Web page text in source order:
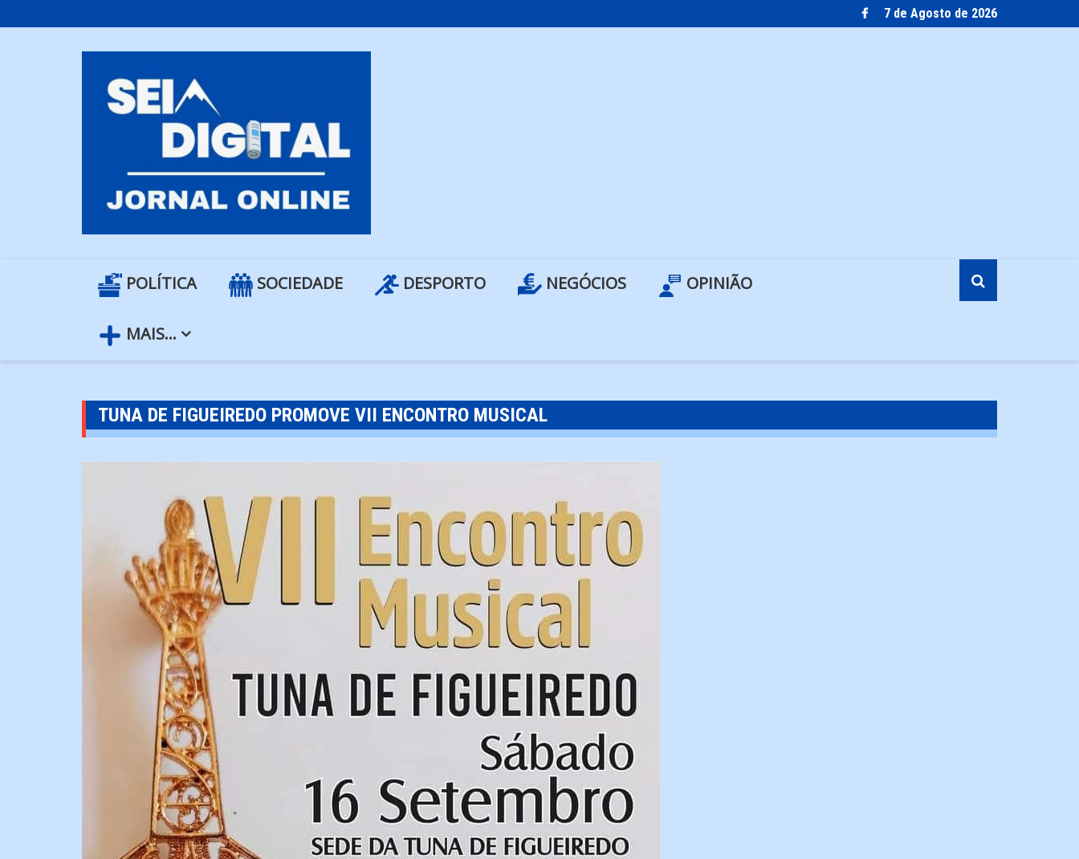
to
7 de Agosto de 2026
POLÍTICA SOCIEDADE DESPORTO NEGÓCIOS OPINIÃO
MAIS…
TUNA DE FIGUEIREDO PROMOVE VII ENCONTRO MUSICAL